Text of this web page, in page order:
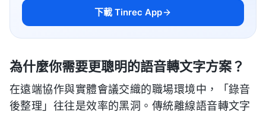
下載 Tinrec App
為什麼你需要更聰明的語音轉文字方案？
在遠端協作與實體會議交織的職場環境中，「錄音
後整理」往往是效率的黑洞。傳統離線語音轉文字